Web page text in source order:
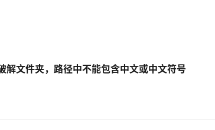
文件夹，路径中不能包含中文或中文符号